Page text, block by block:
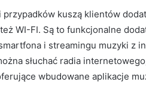
kuszą klientów
WI-FI. Są to funkcjonalne
i streamingu muzyki z
słuchać radia
wbudowane aplikacje